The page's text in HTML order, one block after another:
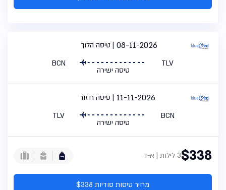
טיסה הלוך 08-11-2026
TLV
טיסה ישירה
BCN
טיסה חזור 11-11-2026
BCN
טיסה ישירה
TLV
$3383 לילות | א-ד
מחיר טיסות סודיות $338